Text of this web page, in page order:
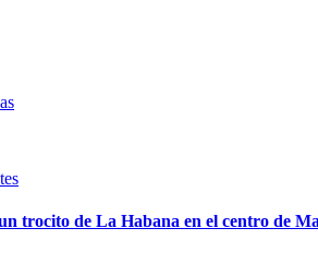
trocito de La Habana en el centro de